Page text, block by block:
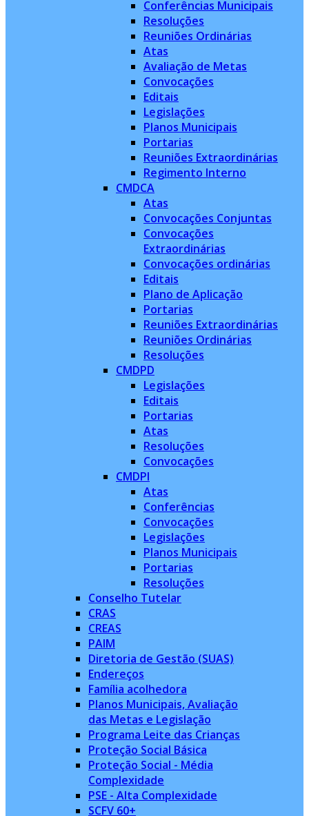
Conferências Municipais
Resoluções
Reuniões Ordinárias
Atas
Avaliação de Metas
Convocações
Editais
Legislações
Planos Municipais
Portarias
Reuniões Extraordinárias
Regimento Interno
CMDCA
Atas
Convocações Conjuntas
Convocações
Extraordinárias
Convocações ordinárias
Editais
Plano de Aplicação
Portarias
Reuniões Extraordinárias
Reuniões Ordinárias
Resoluções
CMDPD
Legislações
Editais
Portarias
Atas
Resoluções
Convocações
CMDPI
Atas
Conferências
Convocações
Legislações
Planos Municipais
Portarias
Resoluções
Conselho Tutelar
CRAS
CREAS
PAIM
Diretoria de Gestão (SUAS)
Endereços
Família acolhedora
Planos Municipais, Avaliação
das Metas e Legislação
Programa Leite das Crianças
Proteção Social Básica
Proteção Social - Média
Complexidade
PSE - Alta Complexidade
SCFV 60+